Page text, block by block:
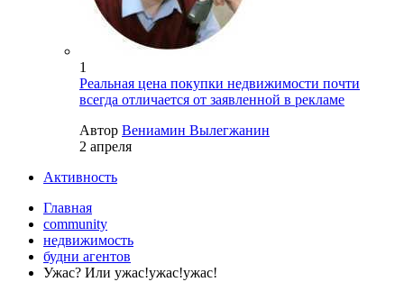
1
Реальная цена покупки недвижимости почти
всегда отличается от заявленной в рекламе
Автор Вениамин Вылегжанин
2 апреля
Активность
Главная
community
недвижимость
будни агентов
Ужас? Или ужас!ужас!ужас!